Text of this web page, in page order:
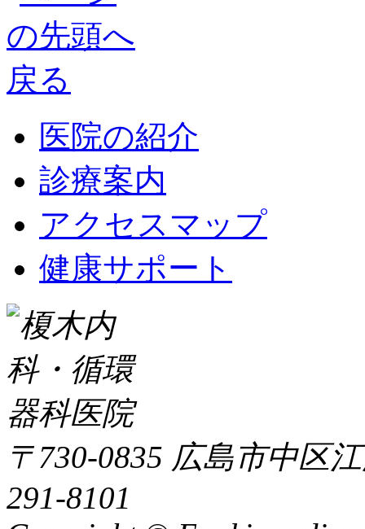
医院の紹介
診療案内
アクセスマップ
健康サポート
〒730-0835 広島市中区
291-8101